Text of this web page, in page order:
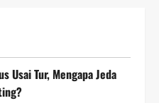
Usai Tur, Mengapa Jeda